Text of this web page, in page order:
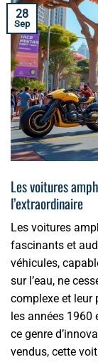
28
Sep
Les voitures
l’extraordinaire
Les voitures
fascinants et
véhicules,
sur l’eau, ne
complexe et leur
les années 1960
ce genre
vendus, cette